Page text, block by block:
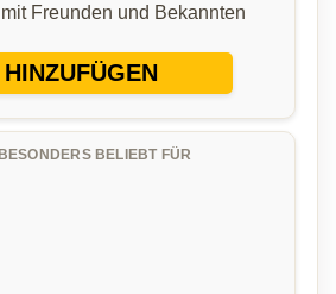
Freunden und Bekannten
HINZUFÜGEN
BELIEBT FÜR